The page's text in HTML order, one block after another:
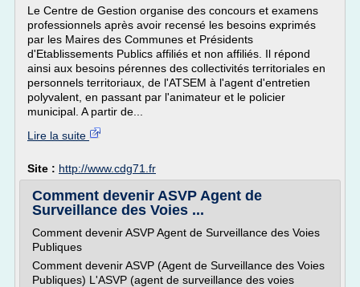
Le Centre de Gestion organise des concours et examens
professionnels après avoir recensé les besoins exprimés
par les Maires des Communes et Présidents
d'Etablissements Publics affiliés et non affiliés. Il répond
ainsi aux besoins pérennes des collectivités territoriales en
personnels territoriaux, de l'ATSEM à l'agent d'entretien
polyvalent, en passant par l'animateur et le policier
municipal. A partir de...
Lire la suite
Site : http://www.cdg71.fr
Comment devenir ASVP Agent de
Surveillance des Voies ...
Comment devenir ASVP Agent de Surveillance des Voies
Publiques
Comment devenir ASVP (Agent de Surveillance des Voies
Publiques) L'ASVP (agent de surveillance des voies